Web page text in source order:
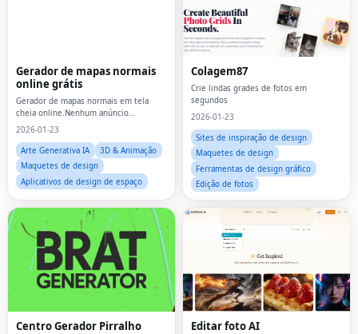
Gerador de mapas normais
online grátis
Gerador de mapas normais em tela
cheia online.Nenhum anúncio
simplesmente flui.
2026-01-23
Arte Generativa IA
3D & Animação
Maquetes de design
Aplicativos de design de espaço
Colagem87
Crie lindas grades de fotos em
segundos
2026-01-23
Sites de inspiração de design
Maquetes de design
Ferramentas de design gráfico
Edição de fotos
Centro Gerador Pirralho Editar foto AI